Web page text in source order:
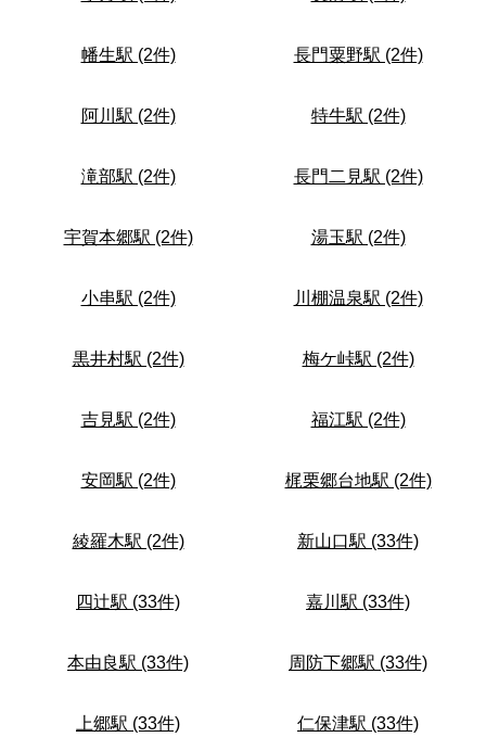
幡生駅 (2件) 長門粟野駅 (2件)
阿川駅 (2件) 特牛駅 (2件)
滝部駅 (2件) 長門二見駅 (2件)
宇賀本郷駅 (2件) 湯玉駅 (2件)
小串駅 (2件) 川棚温泉駅 (2件)
黒井村駅 (2件) 梅ケ峠駅 (2件)
吉見駅 (2件) 福江駅 (2件)
安岡駅 (2件) 梶栗郷台地駅 (2件)
綾羅木駅 (2件) 新山口駅 (33件)
四辻駅 (33件) 嘉川駅 (33件)
本由良駅 (33件) 周防下郷駅 (33件)
上郷駅 (33件) 仁保津駅 (33件)